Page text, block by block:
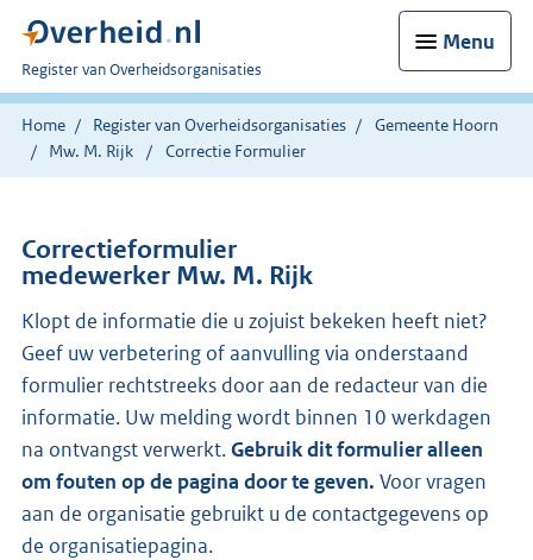
Menu
U
bent
nu
hier:
Register van Overheidsorganisaties
Home Register van Overheidsorganisaties
Gemeente Hoorn
Mw. M. Rijk
Correctie Formulier
Correctieformulier
medewerker Mw. M. Rijk
Klopt de informatie die u zojuist bekeken heeft niet?
Geef uw verbetering of aanvulling via onderstaand
formulier rechtstreeks door aan de redacteur van die
informatie. Uw melding wordt binnen 10 werkdagen
na ontvangst verwerkt.Gebruik dit formulier alleen
om fouten op de pagina door te geven. Voor vragen
aan de organisatie gebruikt u de contactgegevens op
de organisatiepagina.